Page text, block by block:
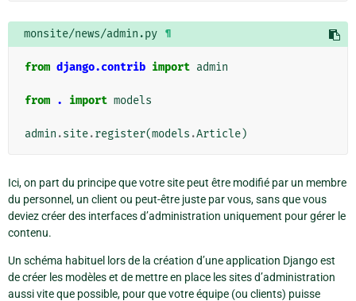
monsite/news/admin.py ¶
from django.contrib import admin
from . import models
admin .site.register(models .Article)
Ici, on part du principe que votre site peut être modifié par un membre
du personnel, un client ou peut-être juste par vous, sans que vous
deviez créer des interfaces d’administration uniquement pour gérer le
contenu.
Un schéma habituel lors de la création d’une application Django est
de créer les modèles et de mettre en place les sites d’administration
aussi vite que possible, pour que votre équipe (ou clients) puisse